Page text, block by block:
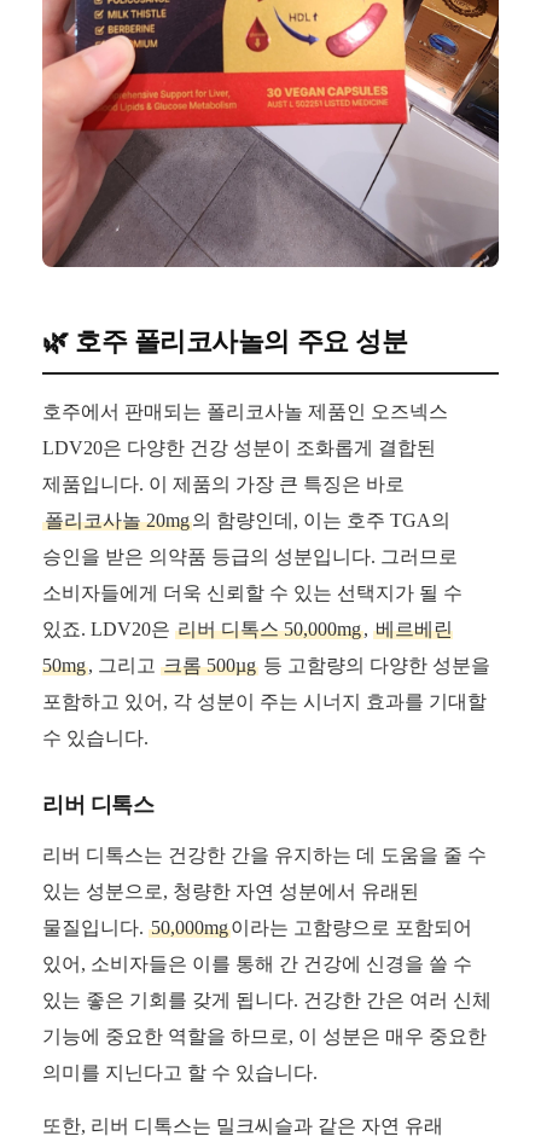
🌿 호주 폴리코사놀의 주요 성분
호주에서 판매되는 폴리코사놀 제품인 오즈넥스
LDV20은 다양한 건강 성분이 조화롭게 결합된
제품입니다. 이 제품의 가장 큰 특징은 바로
폴리코사놀 20mg의 함량인데, 이는 호주 TGA의
승인을 받은 의약품 등급의 성분입니다. 그러므로
소비자들에게 더욱 신뢰할 수 있는 선택지가 될 수
있죠. LDV20은 리버 디톡스 50,000mg, 베르베린
50mg, 그리고 크롬 500µg등 고함량의 다양한 성분을
포함하고 있어, 각 성분이 주는 시너지 효과를 기대할
수 있습니다.
리버 디톡스
리버 디톡스는 건강한 간을 유지하는 데 도움을 줄 수
있는 성분으로, 청량한 자연 성분에서 유래된
물질입니다. 50,000mg이라는 고함량으로 포함되어
있어, 소비자들은 이를 통해 간 건강에 신경을 쓸 수
있는 좋은 기회를 갖게 됩니다. 건강한 간은 여러 신체
기능에 중요한 역할을 하므로, 이 성분은 매우 중요한
의미를 지닌다고 할 수 있습니다.
또한, 리버 디톡스는 밀크씨슬과 같은 자연 유래